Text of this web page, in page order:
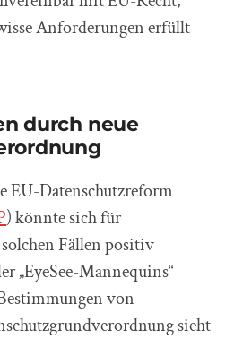
Anforderungen erfüllt
durch neue
EU-Datenschutzreform
) könnte sich für
Fällen positiv
„EyeSee-Mannequins“
von
sieht